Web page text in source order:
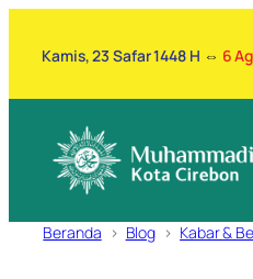
Kamis, 23 Safar 1448 H ⇔ 6
Beranda Blog Kabar &